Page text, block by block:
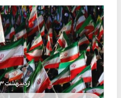
اردیبهشت ۳, ۱۴۰۵